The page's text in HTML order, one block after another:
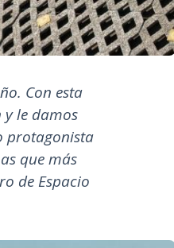
Con esta
le damos
protagonista
que más
de Espacio